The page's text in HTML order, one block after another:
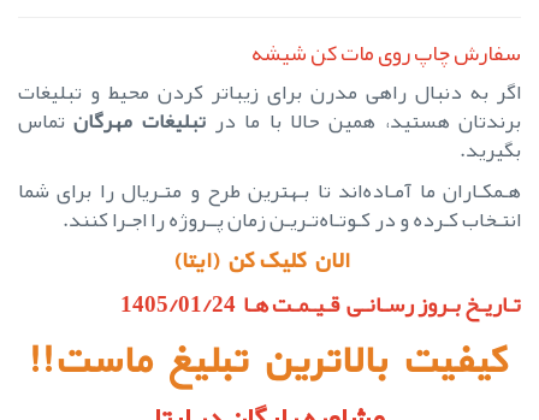
سفارش چاپ روی مات کن شیشه
اگر به دنبال راهی مدرن برای زیباتر کردن محیط و تبلیغات
برندتان هستید، همین حالا با ما درتبلیغات مهرگانتماس
بگیرید.
هـمکـاران ما آمـاده‌اند تا بـهترین طرح و متـریال را برای شما
انتـخاب کـرده و در کـوتـاه‌تـریـن زمان پــروژه را اجـرا کنند.
الان کلیک کن (ایتا)
تـاریـخ بـروز رسـانـی قـیـمـت هـا 1405/01/24
کیفیت بالاترین تبلیغ ماست!!